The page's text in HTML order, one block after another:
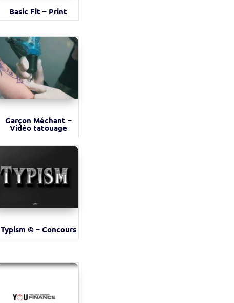
Basic Fit – Print
Garçon Méchant –
Vidéo tatouage
Typism © – Concours